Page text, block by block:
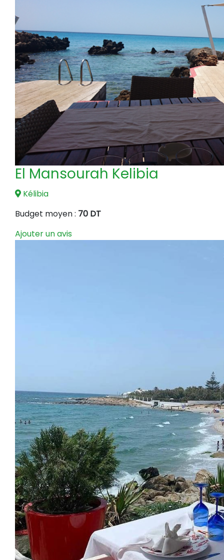
El Mansourah Kelibia
Kélibia
Budget moyen : 70 DT
Ajouter un avis